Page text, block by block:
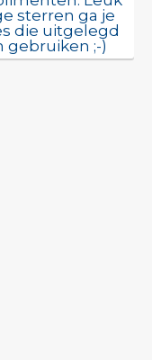
sterren ga je
die uitgelegd
gebruiken ;-)